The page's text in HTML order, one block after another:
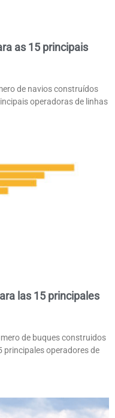
as 15 principais
de navios construídos
operadoras de linhas
las 15 principales
de buques construidos
principales operadores de